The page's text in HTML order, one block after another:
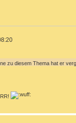
zu diesem Thema hat er